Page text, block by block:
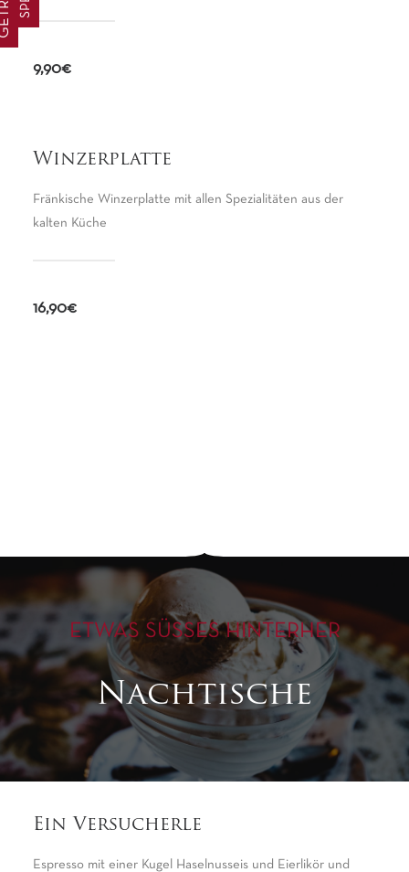
9,90€
Winzerplatte
Fränkische Winzerplatte mit allen Spezialitäten aus der
kalten Küche
16,90€
ETWAS SÜSSES HINTERHER
Nachtische
Ein Versucherle
Espresso mit einer Kugel Haselnusseis und Eierlikör und